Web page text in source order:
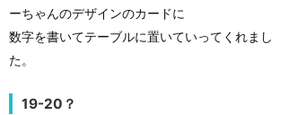
ーちゃんのデザインのカードに
数字を書いてテーブルに置いていってくれまし
た。
19-20？